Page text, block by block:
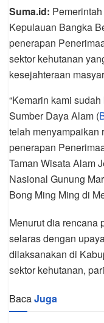
Suma.id:
Kepulauan Bangka
penerapan
sektor kehutanan
kesejahteraan
“Kemarin kami
Sumber Daya Alam (
telah menyampaikan
penerapan
Taman Wisata Alam
Nasional Gunung
Bong Ming Ming di
Menurut dia rencana
selaras dengan
dilaksanakan di
sektor kehutanan,
BacaJuga